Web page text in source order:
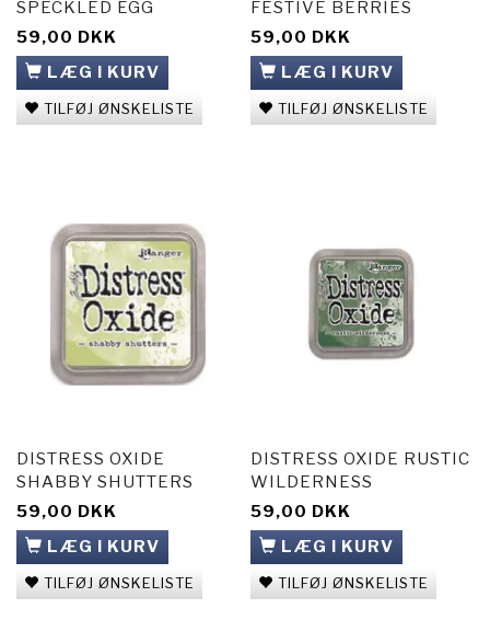
SPECKLED EGG
59,00 DKK
LÆG I KURV
TILFØJ ØNSKELISTE
FESTIVE BERRIES
59,00 DKK
LÆG I KURV
TILFØJ ØNSKELISTE
DISTRESS OXIDE
SHABBY SHUTTERS
59,00 DKK
LÆG I KURV
TILFØJ ØNSKELISTE
DISTRESS OXIDE RUSTIC
WILDERNESS
59,00 DKK
LÆG I KURV
TILFØJ ØNSKELISTE